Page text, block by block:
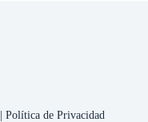
|Política de Privacidad